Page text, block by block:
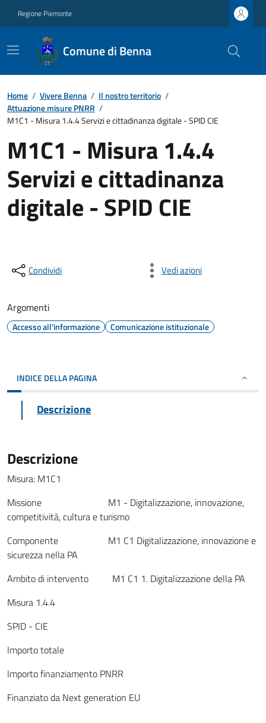
Regione Piemonte
Comune di Benna
Home / Vivere Benna / Il nostro territorio /
Attuazione misure PNRR /
M1C1 - Misura 1.4.4 Servizi e cittadinanza digitale - SPID CIE
M1C1 - Misura 1.4.4
Servizi e cittadinanza
digitale - SPID CIE
Condividi Vedi azioni
Argomenti
Accesso all'informazione Comunicazione istituzionale
INDICE DELLA PAGINA
Descrizione
Descrizione
Misura: M1C1
Missione M1 - Digitalizzazione, innovazione,
competitività, cultura e turismo
Componente M1 C1 Digitalizzazione, innovazione e
sicurezza nella PA
Ambito di intervento M1 C1 1. Digitalizzazione della PA
Misura 1.4.4
SPID - CIE
Importo totale
Importo finanziamento PNRR
Finanziato da Next generation EU